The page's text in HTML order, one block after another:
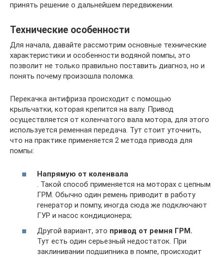
принять решение о дальнейшем передвижении.
Технические особенности
Для начала, давайте рассмотрим основные технические
характеристики и особенности водяной помпы, это
позволит не только правильно поставить диагноз, но и
понять почему произошла поломка.
Перекачка антифриза происходит с помощью
крыльчатки, которая крепится на валу. Привод
осуществляется от коленчатого вала мотора, для этого
используется ременная передача. Тут стоит уточнить,
что на практике применяется 2 метода привода для
помпы:
Напрямую от коленвала
. Такой способ применяется на моторах с цепным
ГРМ. Обычно один ремень приводит в работу
генератор и помпу, иногда сюда же подключают
ГУР и насос кондиционера;
Другой вариант, это привод от ремня ГРМ.
Тут есть один серьезный недостаток. При
заклинивании подшипника в помпе, происходит